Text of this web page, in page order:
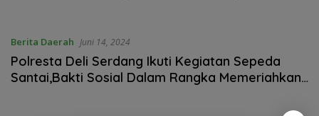
Berita Daerah Juni 14, 2024
Polresta Deli Serdang Ikuti Kegiatan Sepeda
Santai,Bakti Sosial Dalam Rangka Memeriahkan